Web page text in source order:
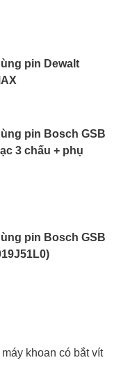
pin Dewalt
pin Bosch GSB
3 chấu + phụ
pin Bosch GSB
khoan có bắt vít